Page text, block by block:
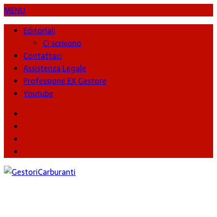
MENU
Editoriali
Ci scrivono
Contattaci
Assistenza Legale
Professione EX Gestore
Youtube